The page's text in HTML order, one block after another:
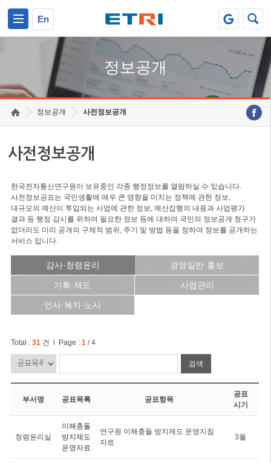
En
정보공개
정보공개 사전정보공개
사전정보공개
한국전자통신연구원이 보유중인 각종 행정정보를 열람하실 수 있습니다.
사전정보공표는 국민생활에 매우 큰 영향을 미치는 정책에 관한 정보,
대규모의 예산이 투입되는 사업에 관한 정보, 예산집행의 내용과 사업평가
결과 등 행정 감시를 위하여 필요한 정보 등에 대하여 국민의 정보공개 청구가
없더라도 미리 공개의 구체적 범위, 주기 및 방법 등을 정하여 정보를 공개하는
서비스 입니다.
감사·청렴윤리 경영일반·홍보
기획·제도 사업관리
인사·복지·노사
Total : 31건 l Page : 1/ 4
검색
부서명 공표목록 공표항목
공표
시기
청렴윤리실
이해충돌
방지제도
운영자료
연구원 이해충돌 방지제도 운영지침
자료
3월